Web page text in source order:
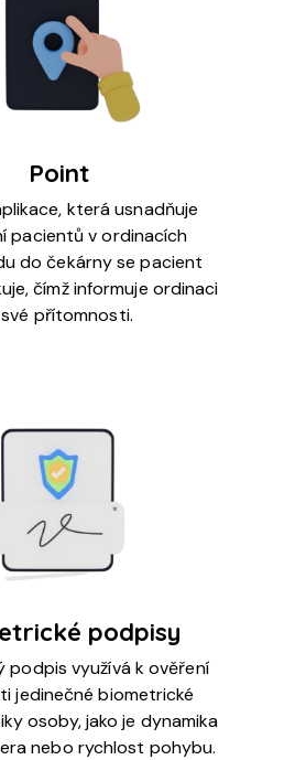
Point
která usnadňuje
pacientů v ordinacích
do čekárny se pacient
čímž informuje ordinaci
přítomnosti.
podpisy
podpis využívá k ověření
jedinečné biometrické
osoby, jako je dynamika
nebo rychlost pohybu.